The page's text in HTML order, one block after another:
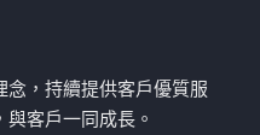
，持續提供客戶優質服
客戶一同成長。